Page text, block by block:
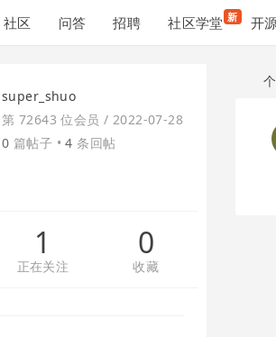
社区 问答 招聘 社区学堂 新 开
super_shuo
第 72643 位会员 / 2022-07-28
0 篇帖子 •4 条回帖
1
正在关注
0
收藏